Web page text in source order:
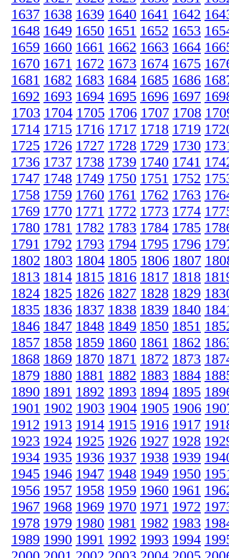
1637 1638 1639 1640 1641 1642
1648 1649 1650 1651 1652 1653
1659 1660 1661 1662 1663 1664
1670 1671 1672 1673 1674 1675
1681 1682 1683 1684 1685 1686
1692 1693 1694 1695 1696 1697
1703 1704 1705 1706 1707 1708
1714 1715 1716 1717 1718 1719
1725 1726 1727 1728 1729 1730
1736 1737 1738 1739 1740 1741
1747 1748 1749 1750 1751 1752
1758 1759 1760 1761 1762 1763
1769 1770 1771 1772 1773 1774
1780 1781 1782 1783 1784 1785
1791 1792 1793 1794 1795 1796
1802 1803 1804 1805 1806 1807
1813 1814 1815 1816 1817 1818
1824 1825 1826 1827 1828 1829
1835 1836 1837 1838 1839 1840
1846 1847 1848 1849 1850 1851
1857 1858 1859 1860 1861 1862
1868 1869 1870 1871 1872 1873
1879 1880 1881 1882 1883 1884
1890 1891 1892 1893 1894 1895
1901 1902 1903 1904 1905 1906
1912 1913 1914 1915 1916 1917
1923 1924 1925 1926 1927 1928
1934 1935 1936 1937 1938 1939
1945 1946 1947 1948 1949 1950
1956 1957 1958 1959 1960 1961
1967 1968 1969 1970 1971 1972
1978 1979 1980 1981 1982 1983
1989 1990 1991 1992 1993 1994